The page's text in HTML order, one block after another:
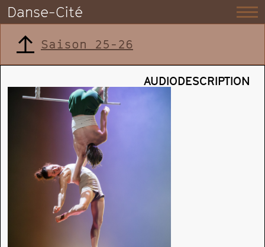
Danse-Cité
Saison 25-26
AUDIODESCRIPTION